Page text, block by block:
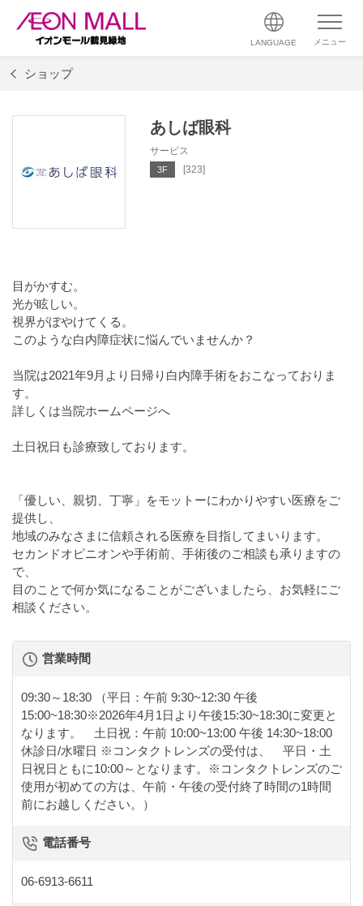
LANGUAGE メニュー
ショップ
あしば眼科
サービス
3F [323]
目がかすむ。
光が眩しい。
視界がぼやけてくる。
このような白内障症状に悩んでいませんか？
当院は2021年9月より日帰り白内障手術をおこなっておりま
す。
詳しくは当院ホームページへ
土日祝日も診療致しております。
「優しい、親切、丁寧」をモットーにわかりやすい医療をご
提供し、
地域のみなさまに信頼される医療を目指してまいります。
セカンドオピニオンや手術前、手術後のご相談も承りますの
で、
目のことで何か気になることがございましたら、お気軽にご
相談ください。
営業時間
09:30～18:30
（平日：午前 9:30~12:30 午後
15:00~18:30※2026年4月1日より午後15:30~18:30に変更と
なります。 土日祝：午前 10:00~13:00 午後 14:30~18:00
休診日/水曜日 ※コンタクトレンズの受付は、 平日・土
日祝日ともに10:00～となります。※コンタクトレンズのご
使用が初めての方は、午前・午後の受付終了時間の1時間
前にお越しください。）
電話番号
06-6913-6611